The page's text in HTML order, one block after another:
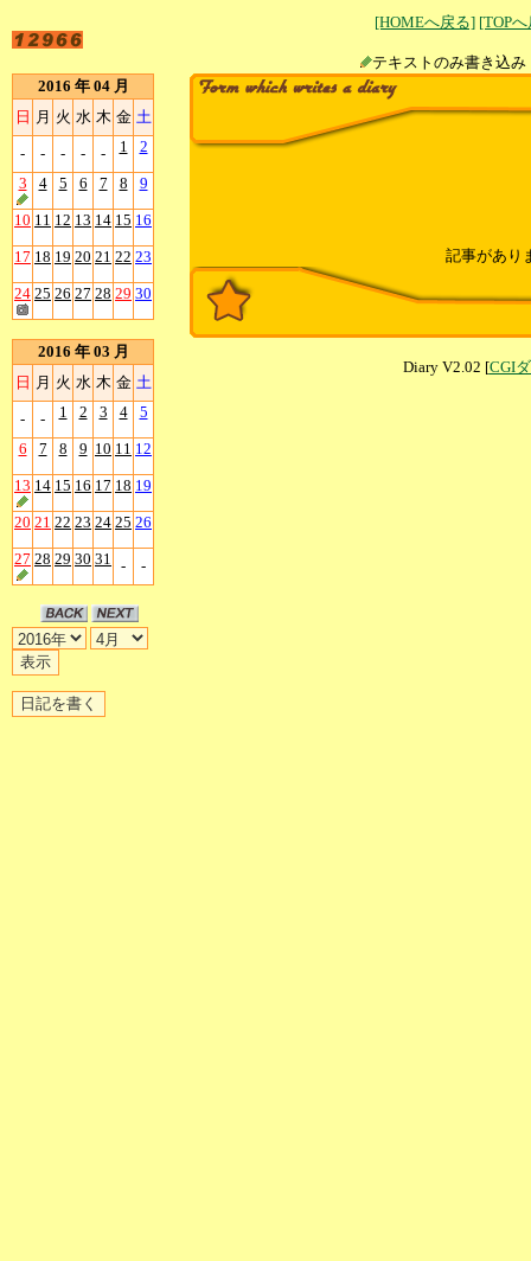
[HOMEへ戻る] [TOP
テキストのみ書
2016 年 04 月
日 月 火 水 木 金 土
- - - - - 1 2
3 4 5 6 7 8 9
10 11 12 13 14 15 16
17 18 19 20 21 22 23
24 25 26 27 28 29 30
2016 年 03 月
日 月 火 水 木 金 土
- - 1 2 3 4 5
6 7 8 9 10 11 12
13 14 15 16 17 18 19
20 21 22 23 24 25 26
27 28 29 30 31 - -
記事があり
Diary V2.02 [CGI